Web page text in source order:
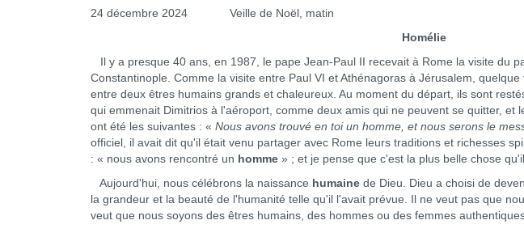
24 décembre 2024 Veille de Noël, matin
Homélie
Il y a presque 40 ans, en 1987, le pape Jean-Paul II recevait à Rome la visite du
Constantinople. Comme la visite entre Paul VI et Athénagoras à Jérusalem,
entre deux êtres humains grands et chaleureux. Au moment du départ, ils sont
qui emmenait Dimitrios à l'aéroport, comme deux amis qui ne peuvent se quitter, et
ont été les suivantes : « Nous avons trouvé en toi un homme, et nous serons le
officiel, il avait dit qu'il était venu partager avec Rome leurs traditions et richesses
: « nous avons rencontré un homme » ; et je pense que c'est la plus belle chose
Aujourd'hui, nous célébrons la naissance humaine de Dieu. Dieu a choisi de
la grandeur et la beauté de l'humanité telle qu'il l'avait prévue. Il ne veut pas que
veut que nous soyons des êtres humains, des hommes ou des femmes